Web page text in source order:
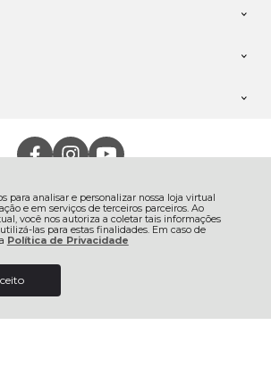
para analisar e personalizar nossa loja virtual
e em serviços de terceiros parceiros. Ao
você nos autoriza a coletar tais informações
las para estas finalidades. Em caso de
Política de Privacidade
89287-430 - São Bento do Sul - SC
50 | © Todos os direitos reservados - Hupi B2B -
2026